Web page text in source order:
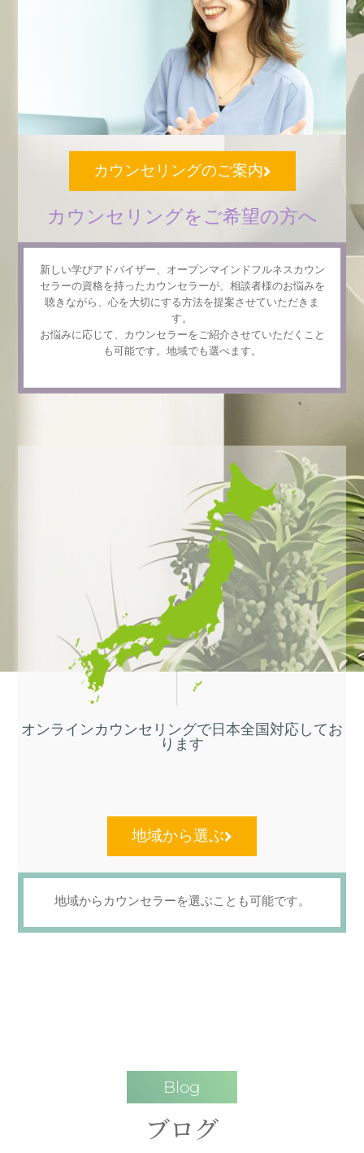
カウンセリングのご案内
カウンセリングをご希望の方へ
新しい学びアドバイザー、オープンマインドフルネスカウン
セラーの資格を持ったカウンセラーが、相談者様のお悩みを
聴きながら、心を大切にする方法を提案させていただきま
す。
お悩みに応じて、カウンセラーをご紹介させていただくこと
も可能です。地域でも選べます。
オンラインカウンセリングで日本全国対応してお
ります
地域から選ぶ
地域からカウンセラーを選ぶことも可能です。
Blog
ブログ